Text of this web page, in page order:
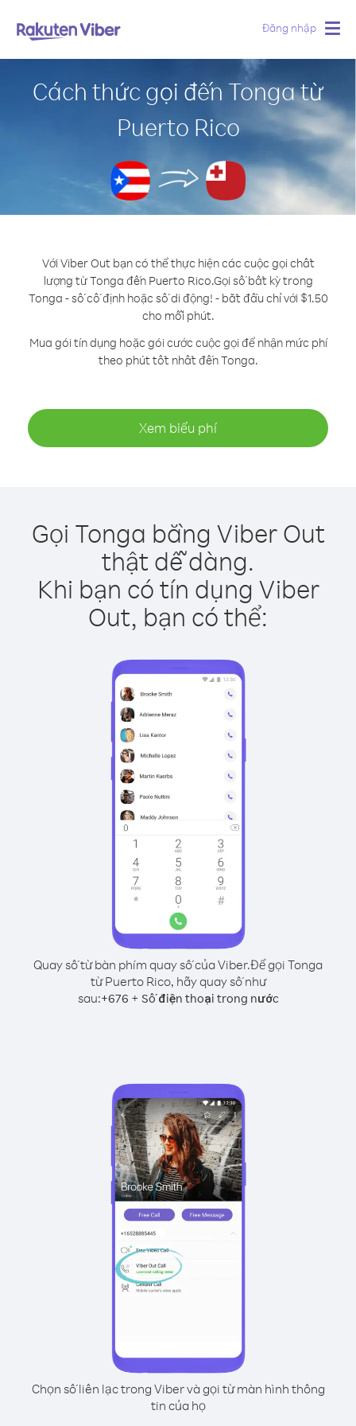
Đăng nhập
Cách thức gọi đến Tonga từ
Puerto Rico
Với Viber Out bạn có thể thực hiện các cuộc gọi chất
lượng từ Tonga đến Puerto Rico.Gọi số bất kỳ trong
Tonga - số cố định hoặc số di động! - bắt đầu chỉ với $1.50
cho mỗi phút.
Mua gói tín dụng hoặc gói cước cuộc gọi để nhận mức phí
theo phút tốt nhất đến Tonga.
Xem biểu phí
Gọi Tonga bằng Viber Out
thật dễ dàng.
Khi bạn có tín dụng Viber
Out, bạn có thể:
Quay số từ bàn phím quay số của Viber.Để gọi Tonga
từ Puerto Rico, hãy quay số như
sau:+676 + Số điện thoại trong nước
Chọn số liên lạc trong Viber và gọi từ màn hình thông
tin của họ